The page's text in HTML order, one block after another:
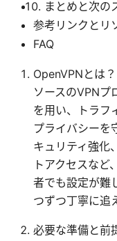
まとめと次の
参考リンクとリ
FAQ
OpenVPNとは
ソースのVPNプ
を用い、トラフ
プライバシーを
キュリティ強化
トアクセスなど
者でも設定が難
つずつ丁寧に追
必要な準備と前